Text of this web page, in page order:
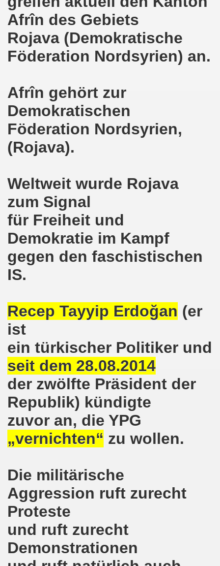
Afrîn des Gebiets
Rojava (Demokratische
Föderation Nordsyrien) an.
Afrîn gehört zur
Demokratischen
Föderation Nordsyrien,
(Rojava).
Weltweit wurde Rojava
zum Signal
für Freiheit und
Demokratie im Kampf
gegen den faschistischen
IS.
Recep Tayyip Erdoğan (er
ist
ein türkischer Politiker und
seit dem 28.08.2014
der zwölfte Präsident der
Republik) kündigte
zuvor an, die YPG
„vernichten“ zu wollen.
Die militärische
Aggression ruft zurecht
Proteste
und ruft zurecht
Demonstrationen
im neuen Jahr 2023 am 23.01.2023 mit
Bewegung am 21.11.2022: Sofortiger Stopp des
Montagsdemo-Bewegung am 14.11.2022 auf dem
Protest gegen die Preissteigerungen und für
am 10.10.2022: "Jin - Jiyan - Azadi -
Herbstdemonstration gegen die Politik der
ruft auf am 10.10.2022 zur Solidarität mit den
lädt am 12.09.2022 ein: Entlastungs-Paket
wir den III. Weltkrieg! Kommt zum Antikriegstag
ist bereit seit dem 22.08.2022 zu kämpfen
ruft auf am 22.08.2022 zum Protest und
Montagsdemo-Bewegung: Stärken wir
751. Gelsenkirchener Montagsdemo-Bewegung auf
gegen Inflation, gegen Armut und gegen die
mit bis zu etwa ca. 1.500 Teilnehmerinnen
Montagsdemo-Bewegung am 23.05.2022 - stärken wir
mich aktiv am 01.05.2022 im Zeichen des Kampfes
gleichermaßen bekämpfen am 28.03.2022 auf
Montagsdemo-Bewegung - stärken wir
Montagsdemo-Bewegung am 14.03.2022 - stärken wir
am 28.02.2022 - breiter Protest und breiter
ruft auf am 28.02.2022 zum Tag des
Bewegung am 14. Februar 2022 in der Innenstadt